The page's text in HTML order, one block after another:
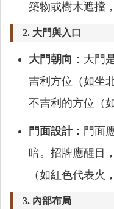
築物或樹木遮擋
2. 大門與入口
大門朝向 ：大門
吉利方位（如坐
不吉利的方位（
門面設計：門面
暗。招牌應醒目
（如紅色代表火
3. 內部布局